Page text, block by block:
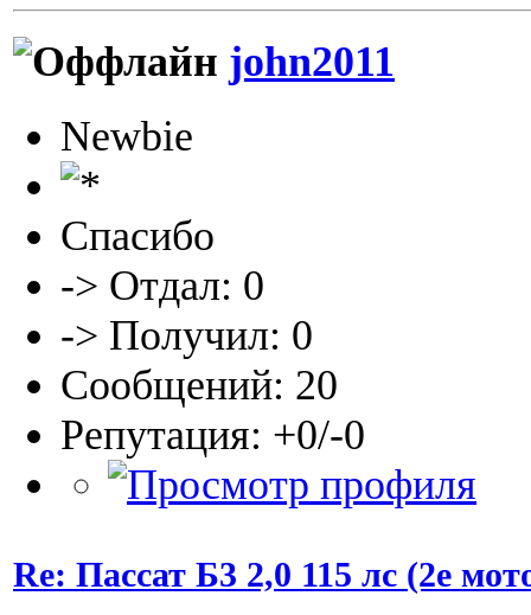
john2011
Newbie
Спасибо
-> Отдал: 0
-> Получил: 0
Сообщений: 20
Репутация: +0/-0
Re: Пассат Б3 2,0 115 лс (2е